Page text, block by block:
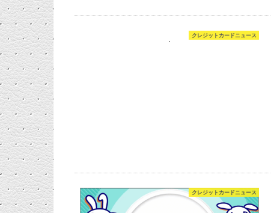
クレジットカードニュース
クレジットカードニュース